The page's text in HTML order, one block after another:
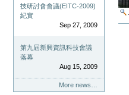
技研討會會議(EITC-2009)
紀實
Sep 27, 2009
第九屆新興資訊科技會議
落幕
Aug 15, 2009
More news…